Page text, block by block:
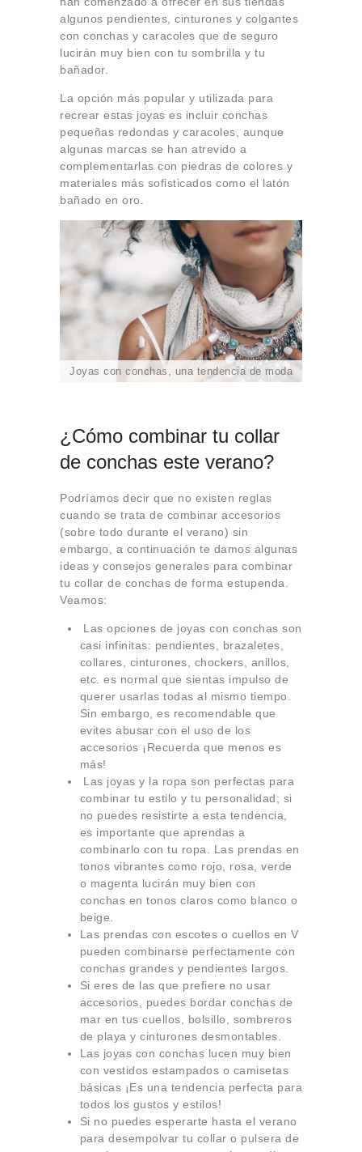
algunos pendientes, cinturones y colgantes
con conchas y caracoles que de seguro
lucirán muy bien con tu sombrilla y tu
bañador.
La opción más popular y utilizada para
recrear estas joyas es incluir conchas
pequeñas redondas y caracoles, aunque
algunas marcas se han atrevido a
complementarlas con piedras de colores y
materiales más sofisticados como el latón
bañado en oro.
Joyas con conchas, una tendencia de moda
¿Cómo combinar tu collar
de conchas este verano?
Podríamos decir que no existen reglas
cuando se trata de combinar accesorios
(sobre todo durante el verano) sin
embargo, a continuación te damos algunas
ideas y consejos generales para combinar
tu collar de conchas de forma estupenda.
Veamos:
Las opciones de joyas con conchas son
casi infinitas: pendientes, brazaletes,
collares, cinturones, chockers, anillos,
etc. es normal que sientas impulso de
querer usarlas todas al mismo tiempo.
Sin embargo, es recomendable que
evites abusar con el uso de los
accesorios ¡Recuerda que menos es
más!
Las joyas y la ropa son perfectas para
combinar tu estilo y tu personalidad; si
no puedes resistirte a esta tendencia,
es importante que aprendas a
combinarlo con tu ropa. Las prendas en
tonos vibrantes como rojo, rosa, verde
o magenta lucirán muy bien con
conchas en tonos claros como blanco o
beige.
Las prendas con escotes o cuellos en V
pueden combinarse perfectamente con
conchas grandes y pendientes largos.
Si eres de las que prefiere no usar
accesorios, puedes bordar conchas de
mar en tus cuellos, bolsillo, sombreros
de playa y cinturones desmontables.
Las joyas con conchas lucen muy bien
con vestidos estampados o camisetas
básicas ¡Es una tendencia perfecta para
todos los gustos y estilos!
Si no puedes esperarte hasta el verano
para desempolvar tu collar o pulsera de